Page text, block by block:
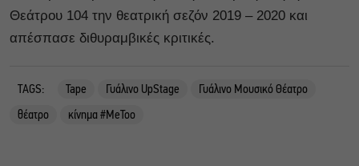
Θεάτρου 104 την θεατρική σεζόν 2019 – 2020 και
απέσπασε διθυραμβικές κριτικές.
TAGS: Tape Γυάλινο UpStage
Γυάλινο Μουσικό Θέατρο
θέατρο
κίνημα #MeToo